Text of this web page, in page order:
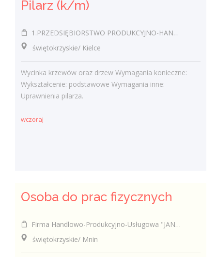
Pilarz (k/m)
1.PRZEDSIĘBIORSTWO PRODUKCYJNO-HANDLOWO-USŁUGOWE EUROPLUS JÓZEF MROZOWSKI 2.KAWIARNIA SANTANA JÓZEF MROZOWSKI
świętokrzyskie/ Kielce
Wycinka krzewów oraz drzew Wymagania konieczne:
Wykształcenie: podstawowe Wymagania inne:
Uprawnienia pilarza.
wczoraj
Osoba do prac fizycznych
Firma Handlowo-Produkcyjno-Usługowa "JAN-DREW" Krzysztof Kabała
świętokrzyskie/ Mnin